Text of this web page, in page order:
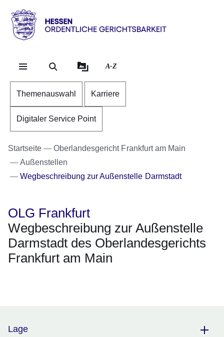
Direkt zum Kopf der
Direkt zum Inhalt
Direkt zum Fuß der
Hessen
Ordentliche
Gerichtsbarkeit
A-Z
Themenauswahl Karriere
Digitaler Service Point
Startseite
Oberlandesgericht Frankfurt am Main
Außenstellen
Wegbeschreibung zur Außenstelle Darmstadt
OLG Frankfurt
Wegbeschreibung zur Außenstelle
Darmstadt des Oberlandesgerichts
Frankfurt am Main
Lage